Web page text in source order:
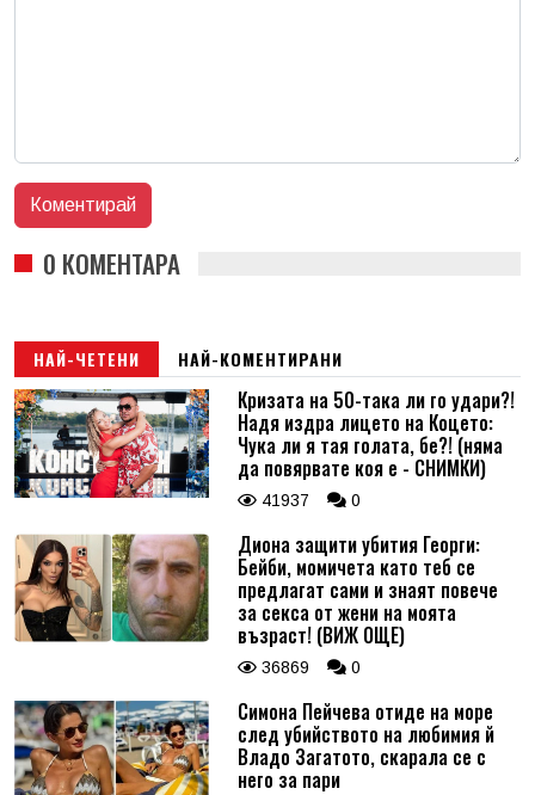
0 КОМЕНТАРА
НАЙ-ЧЕТЕНИ НАЙ-КОМЕНТИРАНИ
Кризата на 50-така ли го удари?!
Надя издра лицето на Коцето:
Чука ли я тая голата, бе?! (няма
да повярвате коя е - СНИМКИ)
41937 0
Диона защити убития Георги:
Бейби, момичета като теб се
предлагат сами и знаят повече
за секса от жени на моята
възраст! (ВИЖ ОЩЕ)
36869 0
Симона Пейчева отиде на море
след убийството на любимия й
Владо Загатото, скарала се с
него за пари